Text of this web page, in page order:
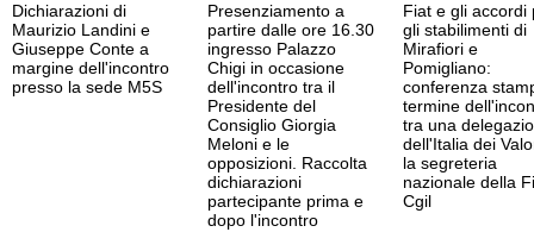
Dichiarazioni di
Maurizio Landini e
Giuseppe Conte a
margine dell'incontro
presso la sede M5S
Presenziamento a
partire dalle ore 16.30
ingresso Palazzo
Chigi in occasione
dell'incontro tra il
Presidente del
Consiglio Giorgia
Meloni e le
opposizioni. Raccolta
dichiarazioni
partecipante prima e
dopo l'incontro
Fiat e gli accordi
gli stabilimenti di
Mirafiori e
Pomigliano:
conferenza
termine
tra una
dell'Italia dei
la segreteria
nazionale della
Cgil